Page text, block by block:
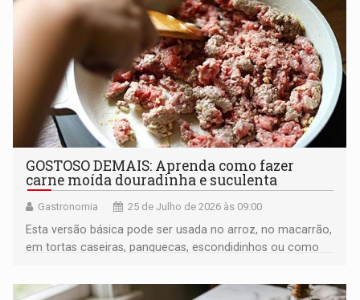
GOSTOSO DEMAIS: Aprenda como fazer
carne moída douradinha e suculenta
Gastronomia 25 de Julho de 2026 às 09:00
Esta versão básica pode ser usada no arroz, no macarrão,
em tortas caseiras, panquecas, escondidinhos ou como